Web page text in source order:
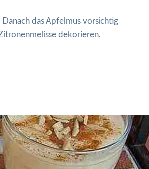
das Apfelmus vorsichtig
dekorieren.